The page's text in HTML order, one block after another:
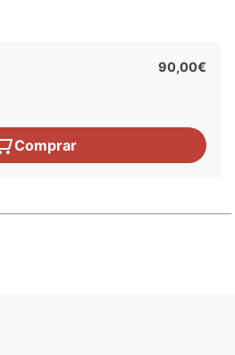
90,00€
Comprar